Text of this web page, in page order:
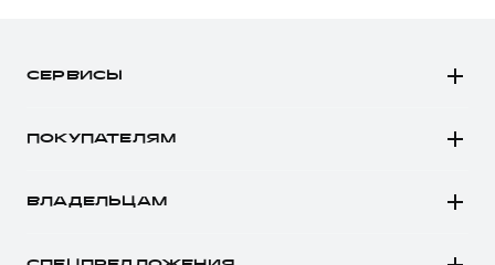
СЕРВИСЫ
ПОКУПАТЕЛЯМ
Конфигуратор HAVAL
ВЛАДЕЛЬЦАМ